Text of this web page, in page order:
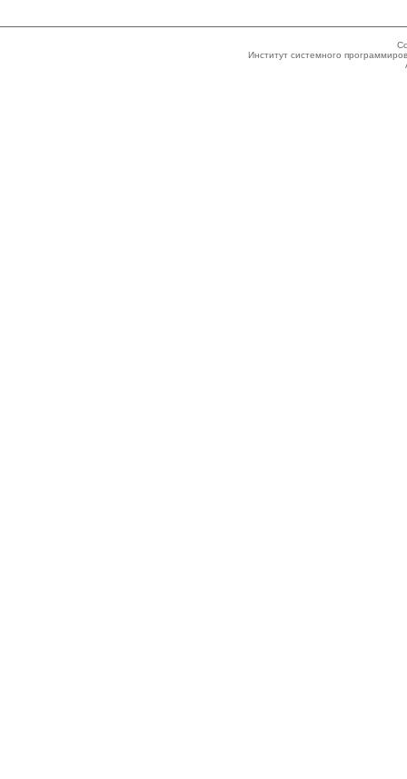
Институт системного